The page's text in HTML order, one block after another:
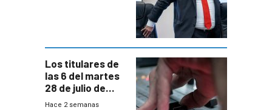
Los titulares de
las 6 del martes
28 de julio de
2026
Hace 2 semanas